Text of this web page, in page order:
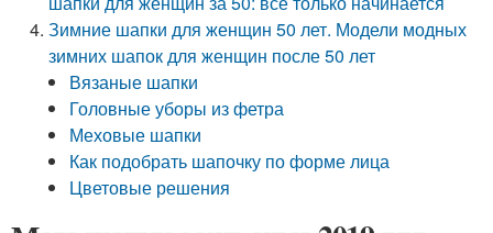
Зимние шапки для женщин 50 лет. Модели модных
зимних шапок для женщин после 50 лет
Вязаные шапки
Головные уборы из фетра
Меховые шапки
Как подобрать шапочку по форме лица
Цветовые решения